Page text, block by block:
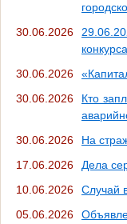
30.06.2026
30.06.2026
30.06.2026
Кто
30.06.2026
На
17.06.2026
Дела
10.06.2026
Случай
05.06.2026